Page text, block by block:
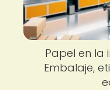
Papel en la
Embalaje,